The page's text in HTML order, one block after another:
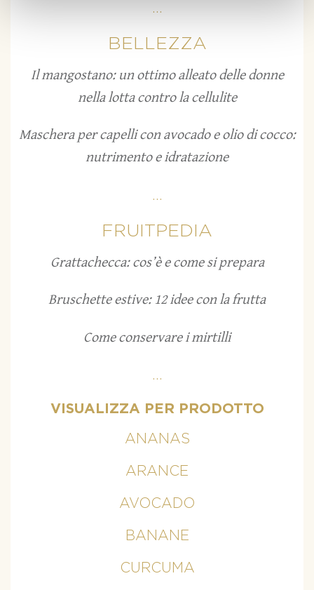
...
BELLEZZA
Il mangostano: un ottimo alleato delle donne
nella lotta contro la cellulite
Maschera per capelli con avocado e olio di cocco:
nutrimento e idratazione
...
FRUITPEDIA
Grattachecca: cos’è e come si prepara
Bruschette estive: 12 idee con la frutta
Come conservare i mirtilli
...
VISUALIZZA PER PRODOTTO
ANANAS
ARANCE
AVOCADO
BANANE
CURCUMA